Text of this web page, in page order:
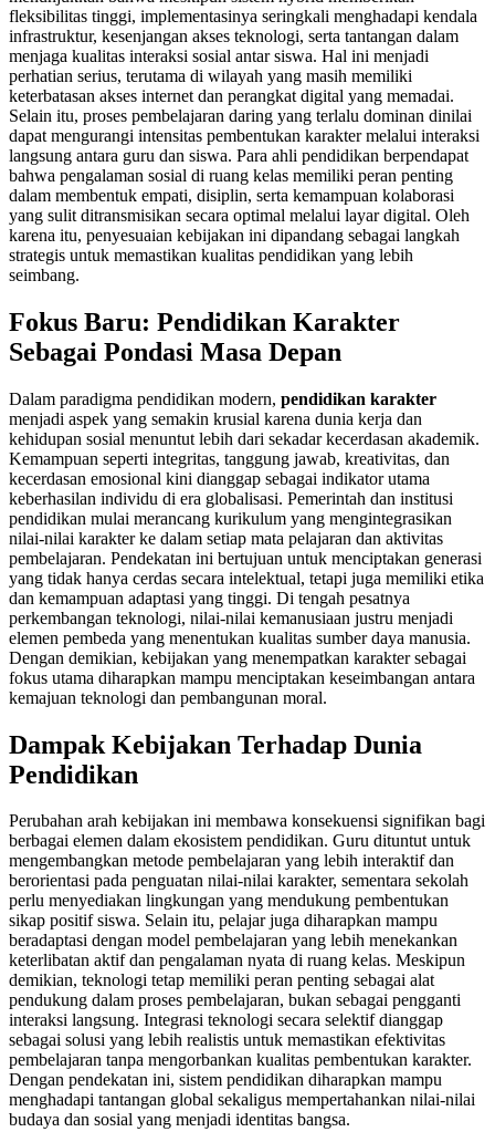
fleksibilitas tinggi, implementasinya seringkali menghadapi kendala
infrastruktur, kesenjangan akses teknologi, serta tantangan dalam
menjaga kualitas interaksi sosial antar siswa. Hal ini menjadi
perhatian serius, terutama di wilayah yang masih memiliki
keterbatasan akses internet dan perangkat digital yang memadai.
Selain itu, proses pembelajaran daring yang terlalu dominan dinilai
dapat mengurangi intensitas pembentukan karakter melalui interaksi
langsung antara guru dan siswa. Para ahli pendidikan berpendapat
bahwa pengalaman sosial di ruang kelas memiliki peran penting
dalam membentuk empati, disiplin, serta kemampuan kolaborasi
yang sulit ditransmisikan secara optimal melalui layar digital. Oleh
karena itu, penyesuaian kebijakan ini dipandang sebagai langkah
strategis untuk memastikan kualitas pendidikan yang lebih
seimbang.
Fokus Baru: Pendidikan Karakter
Sebagai Pondasi Masa Depan
Dalam paradigma pendidikan modern, pendidikan karakter
menjadi aspek yang semakin krusial karena dunia kerja dan
kehidupan sosial menuntut lebih dari sekadar kecerdasan akademik.
Kemampuan seperti integritas, tanggung jawab, kreativitas, dan
kecerdasan emosional kini dianggap sebagai indikator utama
keberhasilan individu di era globalisasi. Pemerintah dan institusi
pendidikan mulai merancang kurikulum yang mengintegrasikan
nilai-nilai karakter ke dalam setiap mata pelajaran dan aktivitas
pembelajaran. Pendekatan ini bertujuan untuk menciptakan generasi
yang tidak hanya cerdas secara intelektual, tetapi juga memiliki etika
dan kemampuan adaptasi yang tinggi. Di tengah pesatnya
perkembangan teknologi, nilai-nilai kemanusiaan justru menjadi
elemen pembeda yang menentukan kualitas sumber daya manusia.
Dengan demikian, kebijakan yang menempatkan karakter sebagai
fokus utama diharapkan mampu menciptakan keseimbangan antara
kemajuan teknologi dan pembangunan moral.
Dampak Kebijakan Terhadap Dunia
Pendidikan
Perubahan arah kebijakan ini membawa konsekuensi signifikan bagi
berbagai elemen dalam ekosistem pendidikan. Guru dituntut untuk
mengembangkan metode pembelajaran yang lebih interaktif dan
berorientasi pada penguatan nilai-nilai karakter, sementara sekolah
perlu menyediakan lingkungan yang mendukung pembentukan
sikap positif siswa. Selain itu, pelajar juga diharapkan mampu
beradaptasi dengan model pembelajaran yang lebih menekankan
keterlibatan aktif dan pengalaman nyata di ruang kelas. Meskipun
demikian, teknologi tetap memiliki peran penting sebagai alat
pendukung dalam proses pembelajaran, bukan sebagai pengganti
interaksi langsung. Integrasi teknologi secara selektif dianggap
sebagai solusi yang lebih realistis untuk memastikan efektivitas
pembelajaran tanpa mengorbankan kualitas pembentukan karakter.
Dengan pendekatan ini, sistem pendidikan diharapkan mampu
menghadapi tantangan global sekaligus mempertahankan nilai-nilai
budaya dan sosial yang menjadi identitas bangsa.